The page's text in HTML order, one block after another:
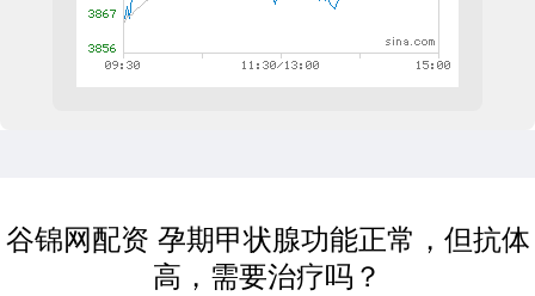
谷锦网配资 孕期甲状腺功能正常，但抗体
高，需要治疗吗？